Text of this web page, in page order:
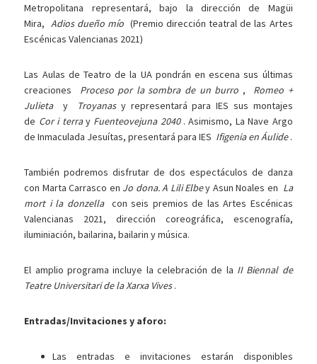
Metropolitana representará, bajo la dirección de Magüi
Mira, Adios dueño mío (Premio dirección teatral de las Artes
Escénicas Valencianas 2021)
Las Aulas de Teatro de la UA pondrán en escena sus últimas
creaciones Proceso por la sombra de un burro , Romeo +
Julieta
y Troyanasy representará para IES sus montajes
de Cor i terray Fuenteovejuna 2040 . Asimismo, La Nave Argo
de Inmaculada Jesuítas, presentará para IES Ifigenia en Áulide.
También podremos disfrutar de dos espectáculos de danza
con Marta Carrasco en Jo dona. A Lili Elbey Asun Noales en La
mort i la donzella con seis premios de las Artes Escénicas
Valencianas 2021, dirección coreográfica, escenografía,
iluminiación, bailarina, bailarin y música.
El amplio programa incluye la celebración de la II Biennal de
Teatre Universitari de la Xarxa Vives.
Entradas/Invitaciones y aforo:
Las entradas e invitaciones estarán disponibles